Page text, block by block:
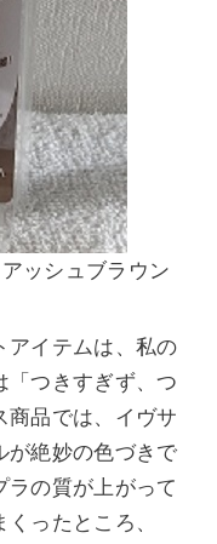
ッシュブラウン
アイテムは、私の
「つきすぎず、つ
商品では、イヴサ
が絶妙の色づきで
ラの質が上がって
くったところ、